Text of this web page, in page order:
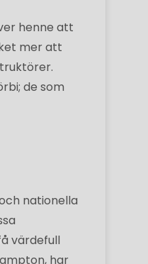
henne att
mer att
de som
nationella
värdefull
har